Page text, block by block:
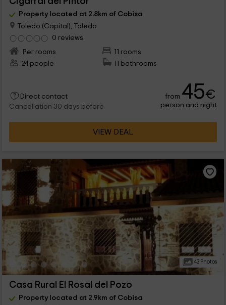
Property located at 2.8km of Cobisa
Toledo (Capital), Toledo
0 reviews
Per rooms
11 rooms
24 people
11 bathrooms
Direct contact
Cancellation 30 days before
from 45€
person and night
VIEW DEAL
43 Photos
Casa Rural El Rosal del Pozo
Property located at 2.9km of Cobisa